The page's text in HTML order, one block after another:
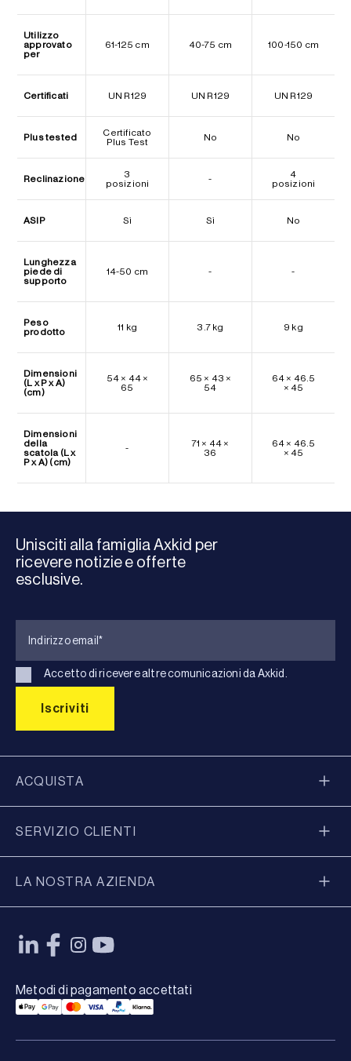
Utilizzo
approvato
per
61-125 cm 40-75 cm 100-150 cm
Certificati UN R129 UN R129 UN R129
Plus tested
Certificato
Plus Test
No No
Reclinazione
3
posizioni
-
4
posizioni
ASIP Sì Sì No
Lunghezza
piede di
supporto
14-50 cm - -
Peso
prodotto
11 kg 3.7 kg 9 kg
Dimensioni
(L x P x A)
(cm)
54 × 44 ×
65
65 × 43 ×
54
64 × 46.5
× 45
Dimensioni
della
scatola (L x
P x A) (cm)
-
71 × 44 ×
36
64 × 46.5
× 45
Unisciti alla famiglia Axkid per
ricevere notizie e offerte
esclusive.
Accetto di ricevere altre comunicazioni da Axkid.
ACQUISTA
SERVIZIO CLIENTI
LA NOSTRA AZIENDA
Metodi di pagamento accettati
Applepay Payment
Googlepay Payment
Mastercard Payment
Visa Payment
Paypal Payment
Klarna Payment